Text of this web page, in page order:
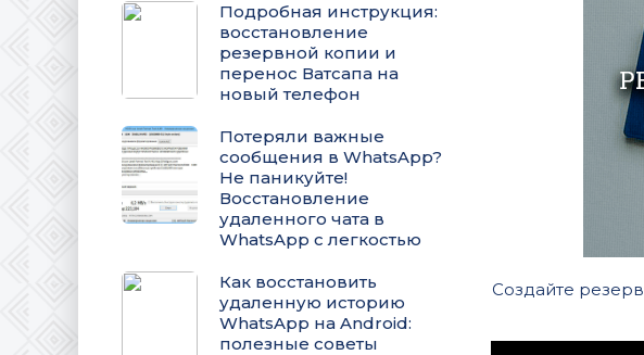
Подробная инструкция:
восстановление
резервной копии и
перенос Ватсапа на
новый телефон
Потеряли важные
сообщения в WhatsApp?
Не паникуйте!
Восстановление
удаленного чата в
WhatsApp с легкостью
Как восстановить
удаленную историю
WhatsApp на Android:
полезные советы
Создайте